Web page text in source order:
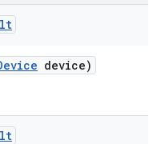
device)